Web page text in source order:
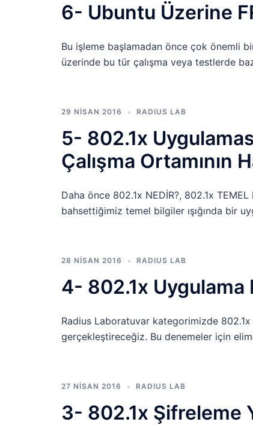
6- Ubuntu Üzerine
Bu işleme başlamadan önce çok önemli
üzerinde bu tür çalışma veya testlerde
29 NISAN 2016 RADIUS LAB
5- 802.1x
Çalışma Ortamının
Daha önce 802.1x NEDİR?, 802.1x
bahsettiğimiz temel bilgiler ışığında bir
28 NISAN 2016 RADIUS LAB
4- 802.1x Uygulama
Radius Laboratuvar kategorimizde
gerçekleştireceğiz. Bu denemeler için
27 NISAN 2016 RADIUS LAB
3- 802.1x Şifreleme